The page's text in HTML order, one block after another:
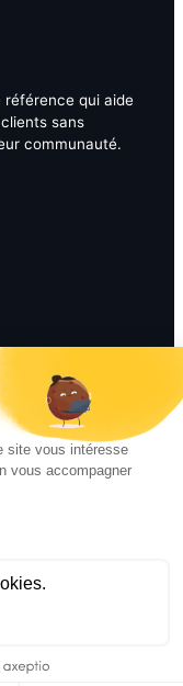
qui aide
sans
communauté.